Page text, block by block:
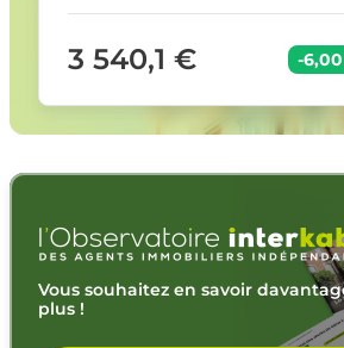
3 540,1 € -6,00
Vous souhaitez en savoir
plus !